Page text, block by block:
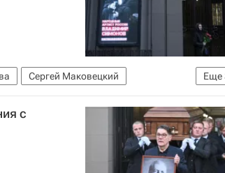
Еще
Сергей Маковецкий
культуры
с